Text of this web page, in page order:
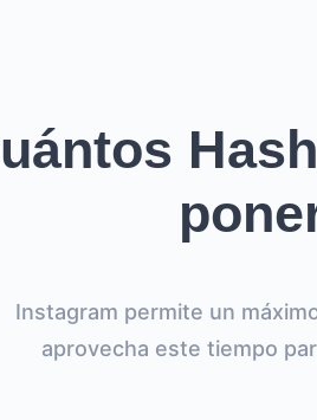
Instagram permite un
aprovecha este tiempo